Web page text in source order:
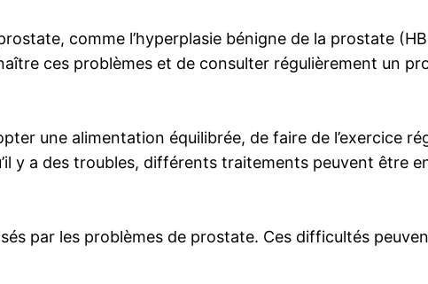
comme l’hyperplasie bénigne de la prostate
ces problèmes et de consulter régulièrement un
une alimentation équilibrée, de faire de l’exercice
y a des troubles, différents traitements peuvent être
par les problèmes de prostate. Ces difficultés